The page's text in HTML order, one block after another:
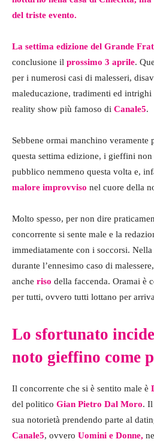
del triste evento.
La settima edizione del Grande
conclusione il prossimo 3 aprile.
per i numerosi casi di malesseri,
maleducazione, tradimenti ed
reality show più famoso di Canale5.
Sebbene ormai manchino
questa settima edizione, i gieffini
pubblico nemmeno questa volta e,
malore improvviso nel cuore della
Molto spesso, per non dire
concorrente si sente male e la
immediatamente con i soccorsi. Nella
durante l’ennesimo caso di
anche riso della faccenda. Oramai è
per tutti, ovvero tutti lottano per
Lo sfortunato
noto gieffino come
Il concorrente che si è sentito male è
del politico Gian Pietro Dal Moro. Il
sua notorietà prendendo parte al
Canale5, ovvero Uomini e Donne,